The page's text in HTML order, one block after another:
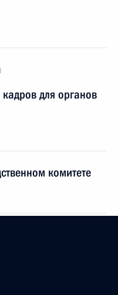
для органов
комитете